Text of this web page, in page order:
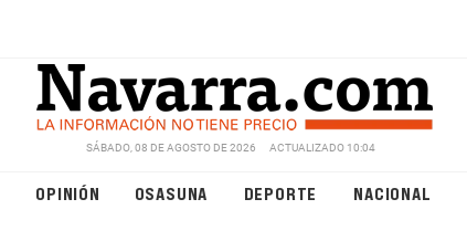
SÁBADO, 08 DE AGOSTO DE 2026 ACTUALIZADO 10:04
OPINIÓN OSASUNA DEPORTE NACIONAL